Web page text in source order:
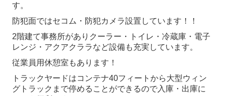
す。
防犯面ではセコム・防犯カメラ設置しています！！
2階建て事務所がありクーラー・トイレ・冷蔵庫・電子
レンジ・アクアクララなど設備も充実しています。
従業員用休憩室もあります！
トラックヤードはコンテナ40フィートから大型ウィン
グトラックまで停めることができるので入庫・出庫に